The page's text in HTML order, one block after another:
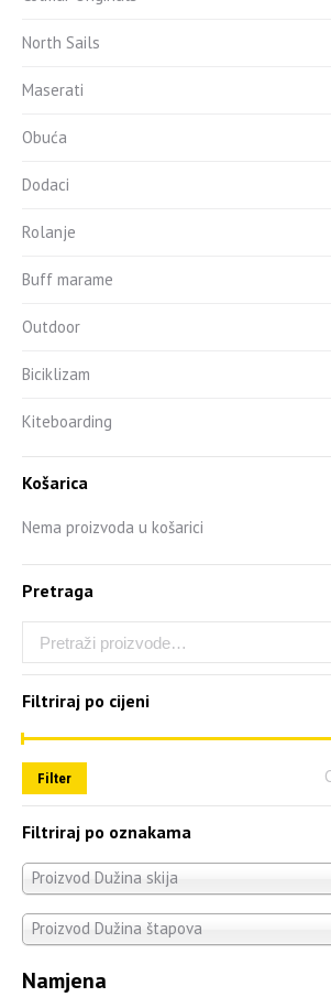
North Sails
Maserati
Obuća
Dodaci
Rolanje
Buff marame
Outdoor
Biciklizam
Kiteboarding
Košarica
Nema proizvoda u košarici
Pretraga
Filtriraj po cijeni
Filter
Filtriraj po oznakama
Proizvod Dužina skija
Proizvod Dužina štapova
Namjena